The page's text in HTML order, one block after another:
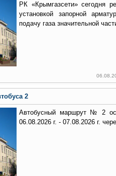
РК «Крымгазсети» сегодня
установкой запорной
подачу газа значительной
2
Автобусный маршрут № 2
06.08.2026 г. - 07.08.2026 г.